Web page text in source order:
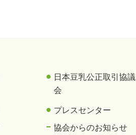
日本豆乳公正取引協議
会
プレスセンター
協会からのお知らせ